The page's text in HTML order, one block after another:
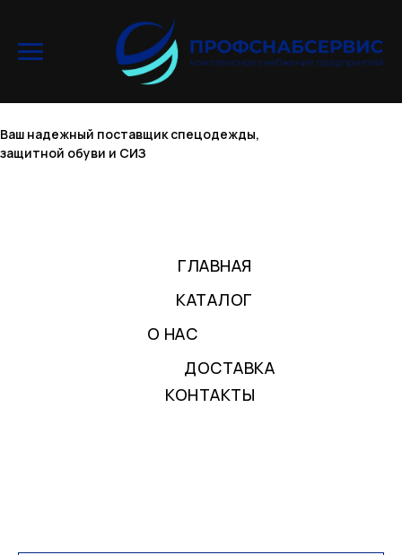
ГЛАВНАЯ
КАТАЛОГ
О НАС
ДОСТАВКА
КОНТАКТЫ
Ваш надежный поставщик спецодежды,
защитной обуви и СИЗ